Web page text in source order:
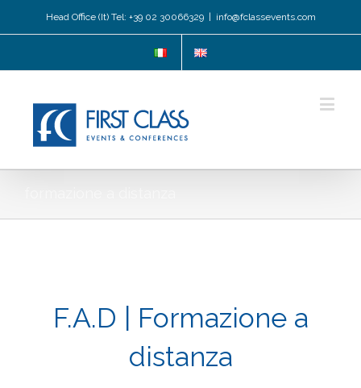
Head Office (It) Tel: +39 02 30066329 info@fclassevents.com
F.A.D | Formazione a
distanza